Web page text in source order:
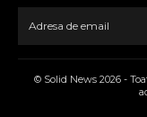
© Solid News 2026 -